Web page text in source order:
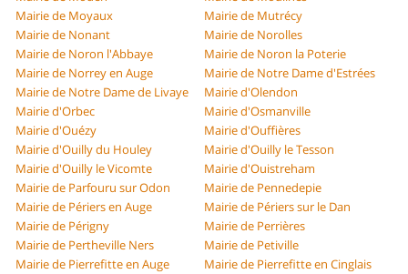
Mairie de Moyaux
Mairie de Mutrécy
Mairie de Nonant
Mairie de Norolles
Mairie de Noron l'Abbaye
Mairie de Noron la Poterie
Mairie de Norrey en Auge
Mairie de Notre Dame d'Estrées
Mairie de Notre Dame de Livaye
Mairie d'Olendon
Mairie d'Orbec
Mairie d'Osmanville
Mairie d'Ouézy
Mairie d'Ouffières
Mairie d'Ouilly du Houley
Mairie d'Ouilly le Tesson
Mairie d'Ouilly le Vicomte
Mairie d'Ouistreham
Mairie de Parfouru sur Odon
Mairie de Pennedepie
Mairie de Périers en Auge
Mairie de Périers sur le Dan
Mairie de Périgny
Mairie de Perrières
Mairie de Pertheville Ners
Mairie de Petiville
Mairie de Pierrefitte en Auge
Mairie de Pierrefitte en Cinglais